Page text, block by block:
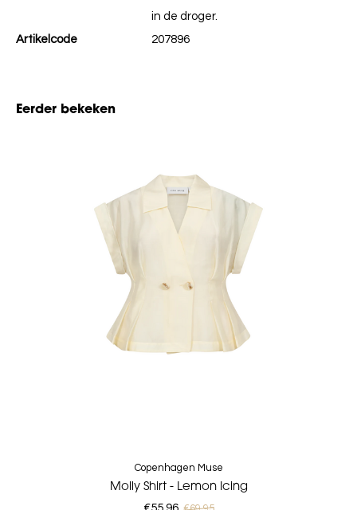
in de droger.
Artikelcode
207896
Eerder bekeken
Copenhagen Muse
Molly Shirt - Lemon Icing